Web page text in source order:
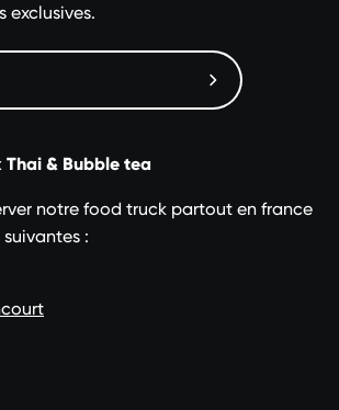
exclusives.
Abonnez-
newsletter
& Bubble tea
notre food truck partout en france
: